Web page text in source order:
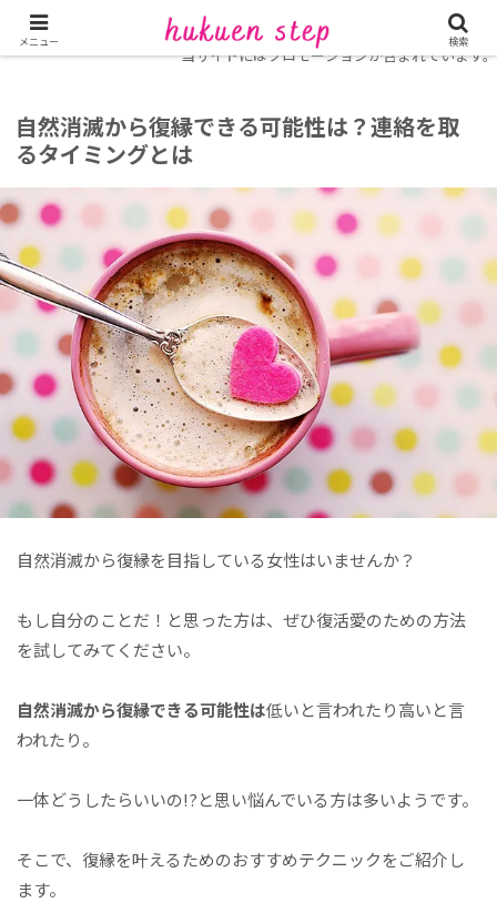
ホーム
復縁コラム
当サイトにはプロモーションが含まれています。
自然消滅から復縁できる可能性は？連絡を取
るタイミングとは
自然消滅から復縁を目指している女性はいませんか？
もし自分のことだ！と思った方は、ぜひ復活愛のための方法
を試してみてください。
自然消滅から復縁できる可能性は低いと言われたり高いと言
われたり。
一体どうしたらいいの!?と思い悩んでいる方は多いようです。
そこで、復縁を叶えるためのおすすめテクニックをご紹介し
ます。
メニュー 検索